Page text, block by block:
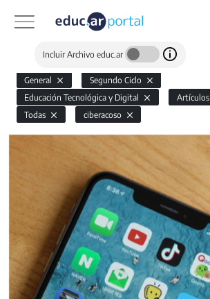
Incluir Archivo educ.ar
General
Segundo Ciclo
Educación Tecnológica y Digital
Artículos
Todas
ciberacoso